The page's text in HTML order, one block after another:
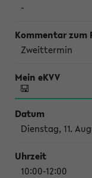
-
Zweittermin
Dienstag, 11.
10:00-12:00